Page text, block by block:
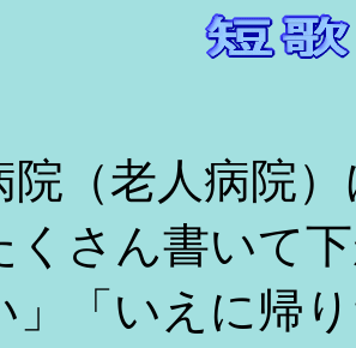
院（老人病院
くさん書いて
」「いえに帰